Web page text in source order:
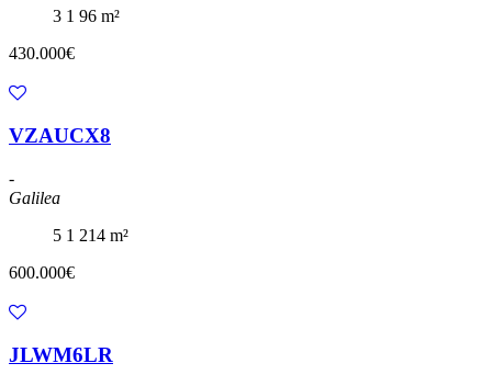
3 1 96 m²
430.000€
VZAUCX8
-
Galilea
5 1 214 m²
600.000€
JLWM6LR